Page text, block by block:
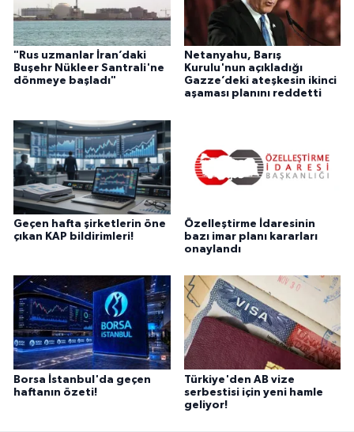
"Rus uzmanlar İran’daki
Buşehr Nükleer Santrali'ne
dönmeye başladı"
Netanyahu, Barış
Kurulu'nun açıkladığı
Gazze’deki ateşkesin ikinci
aşaması planını reddetti
Geçen hafta şirketlerin öne
çıkan KAP bildirimleri!
Özelleştirme İdaresinin
bazı imar planı kararları
onaylandı
Borsa İstanbul'da geçen
haftanın özeti!
Türkiye'den AB vize
serbestisi için yeni hamle
geliyor!